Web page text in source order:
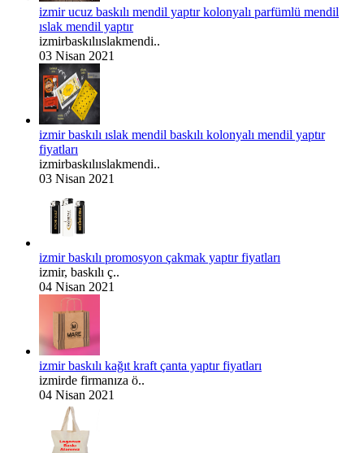
izmir ucuz baskılı mendil yaptır kolonyalı parfümlü mendil
ıslak mendil yaptır
izmirbaskılııslakmendi..
03 Nisan 2021
izmir baskılı ıslak mendil baskılı kolonyalı mendil yaptır
fiyatları
izmirbaskılııslakmendi..
03 Nisan 2021
izmir baskılı promosyon çakmak yaptır fiyatları
izmir, baskılı ç..
04 Nisan 2021
izmir baskılı kağıt kraft çanta yaptır fiyatları
izmirde firmanıza ö..
04 Nisan 2021